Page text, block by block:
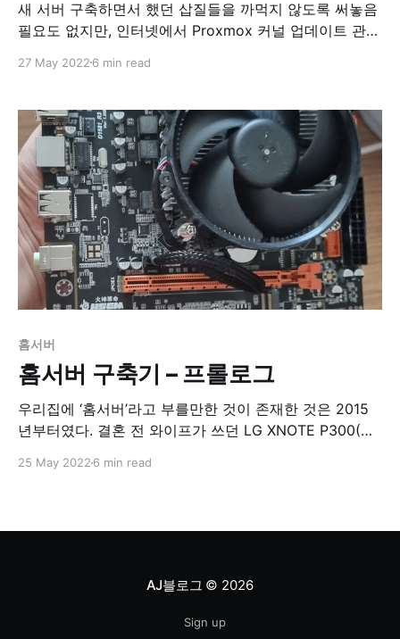
새 서버 구축하면서 했던 삽질들을 까먹지 않도록 써놓음
필요도 없지만, 인터넷에서 Proxmox 커널 업데이트 관련
는 부분이 있었다. 아무 생각없이 sudo reboot. 그런데
다. 당장 집으로 달려가서 서버를 되살리고 싶었다. 그런
데 그날 따라 어린이집서 데려나온 아들이
27 May 2022 6 min read
홈서버
홈서버 구축기 – 프롤로그
우리집에 ‘홈서버’라고 부를만한 것이 존재한 것은 2015
년부터였다. 결혼 전 와이프가 쓰던 LG XNOTE P300(바
프가 대학 다닐 때 꽤 비싼 돈을 주고 산 노트북인데, 내게
25 May 2022 6 min read
AJ블로그 © 2026
Sign up